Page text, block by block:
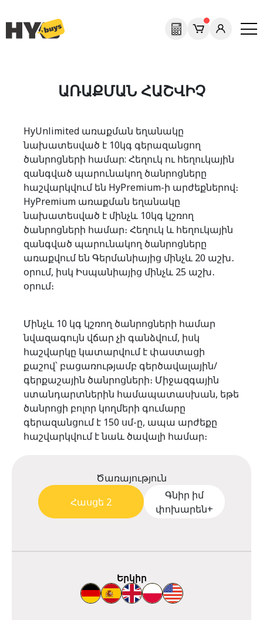
ԱՌԱՔՄԱՆ ՀԱՇՎԻՉ
HyUnlimited առաքման եղանակը
նախատեսված է 10կգ գերազանցող
ծանրոցների համար: Հեղուկ ու հեղուկային
զանգված պարունակող ծանրոցները
հաշվարկվում են HyPremium-ի արժեքներով։
HyPremium առաքման եղանակը
նախատեսված է մինչև 10կգ կշռող
ծանրոցների համար։ Հեղուկ և հեղուկային
զանգված պարունակող ծանրոցները
առաքվում են Գերմանիայից մինչև 20 աշխ․
օրում, իսկ Իսպանիայից մինչև 25 աշխ․
օրում։
Մինչև 10 կգ կշռող ծանրոցների համար
նվազագույն վճար չի գանձվում, իսկ
հաշվարկը կատարվում է փաստացի
քաշով՝ բացառությամբ գերծավալային/
գերքաշային ծանրոցների։ Միջազգային
ստանդարտներին համապատասխան, եթե
ծանրոցի բոլոր կողմերի գումարը
գերազանցում է 150 սմ-ը, ապա արժեքը
հաշվարկվում է նաև ծավալի համար։
Ծառայություն
Հասցե 2
Գնիր իմ
փոխարեն+
Երկիր